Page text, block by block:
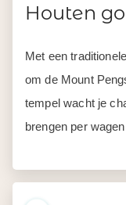
Houten
Met een
om de Mount
tempel wacht je
brengen per